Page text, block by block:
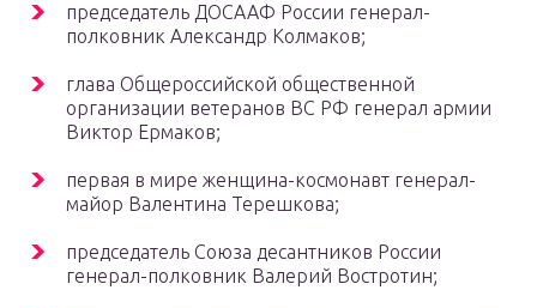
председатель ДОСААФ России генерал-
полковник Александр Колмаков;
глава Общероссийской общественной
организации ветеранов ВС РФ генерал армии
Виктор Ермаков;
первая в мире женщина-космонавт генерал-
майор Валентина Терешкова;
председатель Союза десантников России
генерал-полковник Валерий Востротин;